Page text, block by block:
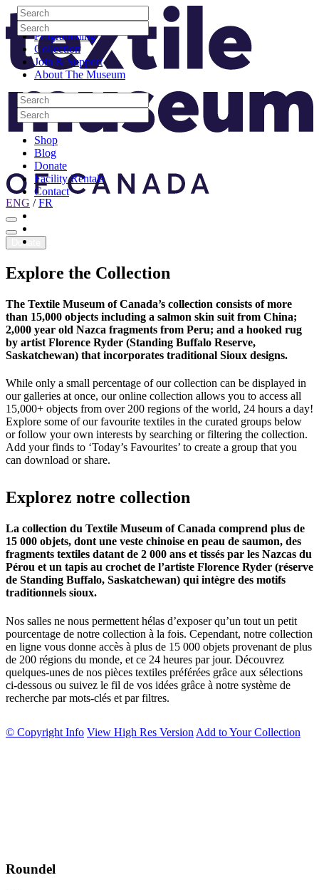
Skip to content
Visit
Programming
Collection
Join & Support
About The Museum
Search
Search
Search
Search
Shop
Blog
Donate
Facility Rentals
Contact
Youtube
Search
Search
Search
Search
Site Logo
ENG /FR
Donate
Explore the Collection
The Textile Museum of Canada’s collection consists of more
than 15,000 objects including a salmon skin suit from China;
2,000 year old Nazca fragments from Peru; and a hooked rug
by artist Florence Ryder (Standing Buffalo Reserve,
Saskatchewan) that incorporates traditional Sioux designs.
While only a small percentage of our collection can be displayed in
our galleries at once, our online collection allows you to access all
15,000+ objects from over 200 regions of the world, 24 hours a day!
Explore some of our favourite textiles in the curated groups below
or follow your own interests by searching or filtering the collection.
Add your finds to ‘Today’s Favourites’ to create a group that you
can download or share.
Explorez notre collection
La collection du Textile Museum of Canada comprend plus de
15 000 objets, dont une veste chinoise en peau de saumon, des
fragments textiles datant de 2 000 ans et tissés par les Nazcas du
Pérou et un tapis au crochet de l’artiste Florence Ryder (réserve
de Standing Buffalo, Saskatchewan) qui intègre des motifs
traditionnels sioux.
Nos salles ne nous permettent hélas d’exposer qu’un tout un petit
pourcentage de notre collection à la fois. Cependant, notre collection
en ligne vous donne accès à plus de 15 000 objets provenant de plus
de 200 régions du monde, et ce 24 heures par jour. Découvrez
quelques-unes de nos pièces textiles préférées grâce aux sélections
ci-dessous ou suivez le fil de vos idées grâce à notre système de
recherche par mots-clés et par filtres.
© Copyright Info View High Res Version Add to Your Collection
Roundel